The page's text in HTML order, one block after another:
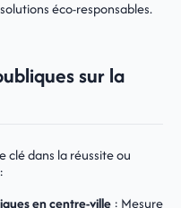
éco-responsables.
sur la
clé dans la réussite ou
en centre-ville : Mesure